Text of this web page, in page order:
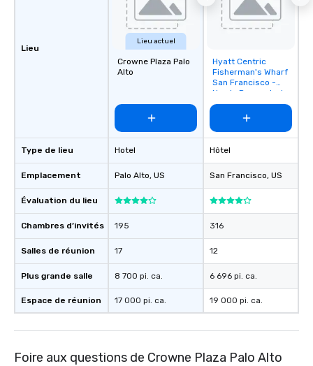
Lieu
Type de lieu
Emplacement
Évaluation du lieu
Chambres d’invités
Salles de réunion
Plus grande salle
Espace de réunion
Lieu actuel
Crowne Plaza Palo
Alto
Hotel
Palo Alto, US
195
17
8 700 pi. ca.
17 000 pi. ca.
Removed from
favorites
Hyatt Centric
Fisherman's Wharf
San Francisco -
Newly Renovated
Hôtel
San Francisco, US
316
12
6 696 pi. ca.
19 000 pi. ca.
Foire aux questions de Crowne Plaza Palo Alto